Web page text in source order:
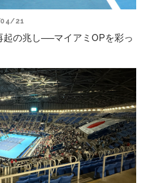
21
の兆し──マイアミOPを彩っ